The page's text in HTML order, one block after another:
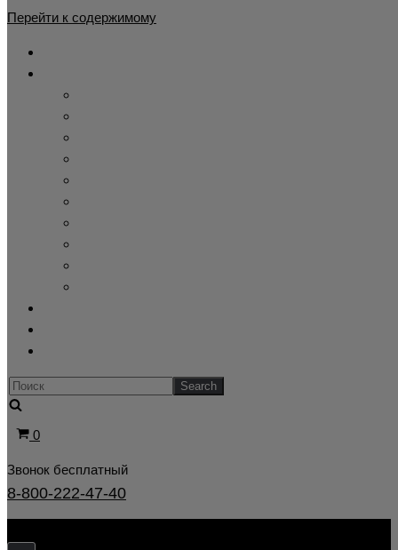
Перейти к содержимому
Искать...
Корзина
0
Звонок бесплатный
8-800-222-47-40